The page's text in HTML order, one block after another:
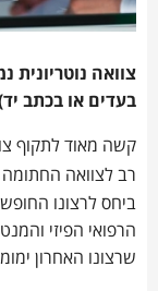
צוואה נוטריונית
בעדים או בכתב
קשה מאוד לתקוף
רב לצוואה החתומה
ביחס לרצונו
הרפואי הפיזי
שרצונו האחרון